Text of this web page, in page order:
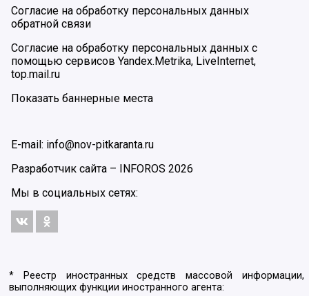
Согласие на обработку персональных данных
обратной связи
Согласие на обработку персональных данных с
помощью сервисов Yandex.Metrika, LiveInternet,
top.mail.ru
Показать баннерные места
E-mail: info@nov-pitkaranta.ru
Разработчик сайта –
INFOROS 2026
Мы в социальных сетях:
* Реестр иностранных средств массовой информации,
выполняющих функции иностранного агента: